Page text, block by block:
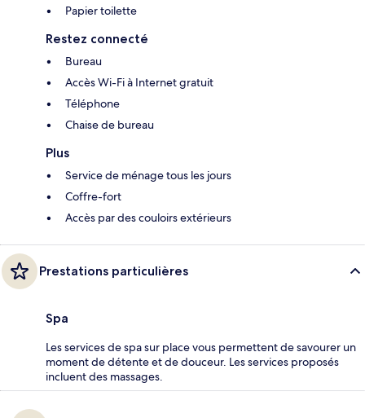
Papier toilette
Restez connecté
Bureau
Accès Wi-Fi à Internet gratuit
Téléphone
Chaise de bureau
Plus
Service de ménage tous les jours
Coffre-fort
Accès par des couloirs extérieurs
Prestations particulières
Spa
Les services de spa sur place vous permettent de savourer un
moment de détente et de douceur. Les services proposés
incluent des massages.